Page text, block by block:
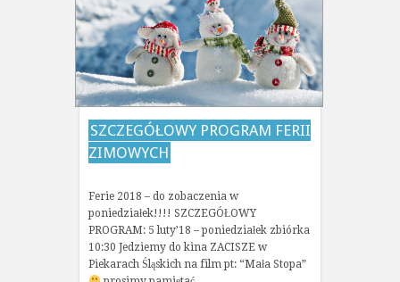
SZCZEGÓŁOWY PROGRAM FERII
ZIMOWYCH
Ferie 2018 – do zobaczenia w
poniedziałek!!!! SZCZEGÓŁOWY
PROGRAM: 5 luty’18 – poniedziałek zbiórka
10:30 Jedziemy do kina ZACISZE w
Piekarach Śląskich na film pt: “Mała Stopa”